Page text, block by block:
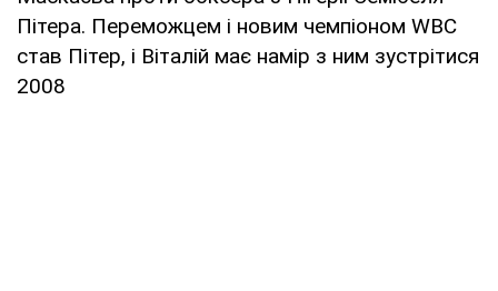
Пітера. Переможцем і новим чемпіоном WBC
став Пітер, і Віталій має намір з ним зустрітися
2008